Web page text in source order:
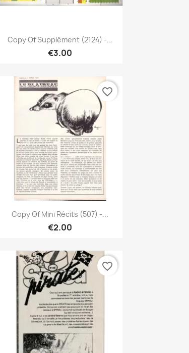
Quick view
Copy Of Supplément (2124) -...
€3.00
Quick view
Copy Of Mini Récits (507) -...
€2.00
favorite_border
favorite_border